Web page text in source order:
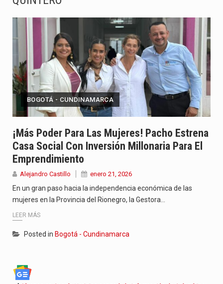
La Alcaldía de Barranquilla puso en marcha un amplio plan…
Si eres un trader que prefiere lidiar con condiciones de…
Saber cómo borrar el historial de operaciones en MT4 es…
La cantautora venezolana Joaquina vuelve a sorprender a sus seguidores…
BOGOTÁ - CUNDINAMARCA
¡Más Poder Para Las Mujeres! Pacho Estrena
Casa Social Con Inversión Millonaria Para El
Emprendimiento
Alejandro Castillo enero 21, 2026
En un gran paso hacia la independencia económica de las
mujeres en la Provincia del Rionegro, la Gestora…
LEER MÁS
Posted in Bogotá - Cundinamarca